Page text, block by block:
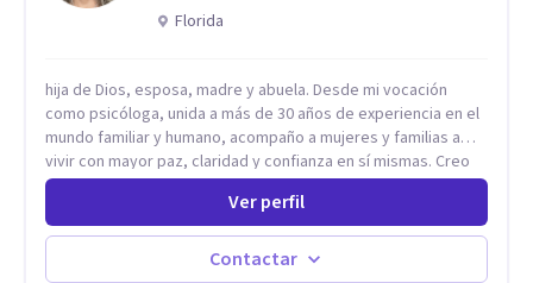
Florida
hija de Dios, esposa, madre y abuela. Desde mi vocación
como psicóloga, unida a más de 30 años de experiencia en el
mundo familiar y humano, acompaño a mujeres y familias a
vivir con mayor paz, claridad y confianza en sí mismas. Creo
profundamente que la vida está hecha de etapas, y que cada
ciclo —personal, emocional, espiritual y familiar— trae
oportunidades de crecimiento. Por eso utilizo una
combinación de psicología positiva, enfoque humanista,
Ver perfil
Contactar